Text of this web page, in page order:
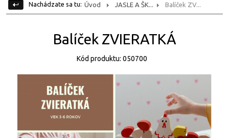
Nachádzate sa tu: Úvod JASLE A ŠK... Balíček ZV...
Balíček ZVIERATKÁ
Kód produktu: 050700